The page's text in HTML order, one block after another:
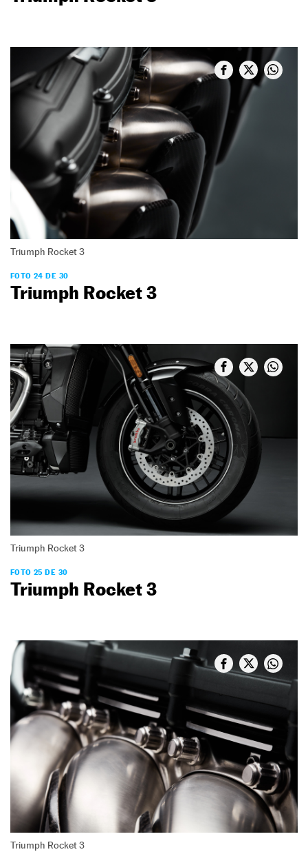
Triumph Rocket 3
FOTO 24 DE 30
Triumph Rocket 3
Triumph Rocket 3
FOTO 25 DE 30
Triumph Rocket 3
Triumph Rocket 3